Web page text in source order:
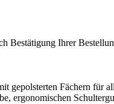
Bestätigung Ihrer
gepolsterten Fächern für
ergonomischen